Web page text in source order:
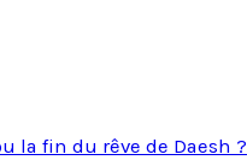
la fin du rêve de Daesh ?